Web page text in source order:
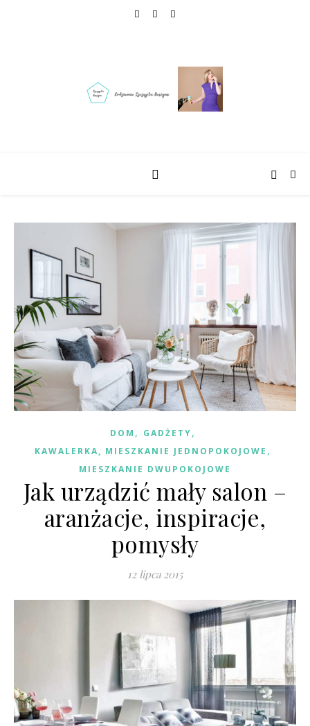
DOM , GADŻETY,
KAWALERKA, MIESZKANIE JEDNOPOKOJOWE ,
MIESZKANIE DWUPOKOJOWE
Jak urządzić mały salon –
aranżacje, inspiracje,
pomysły
12 lipca 2015